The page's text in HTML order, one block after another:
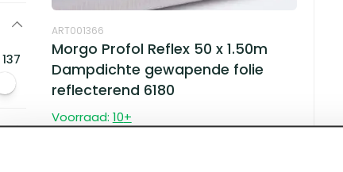
ART001366
Morgo Profol Reflex 50 x 1.50m
Dampdichte gewapende folie
reflecterend 6180
Voorraad: 10+
137